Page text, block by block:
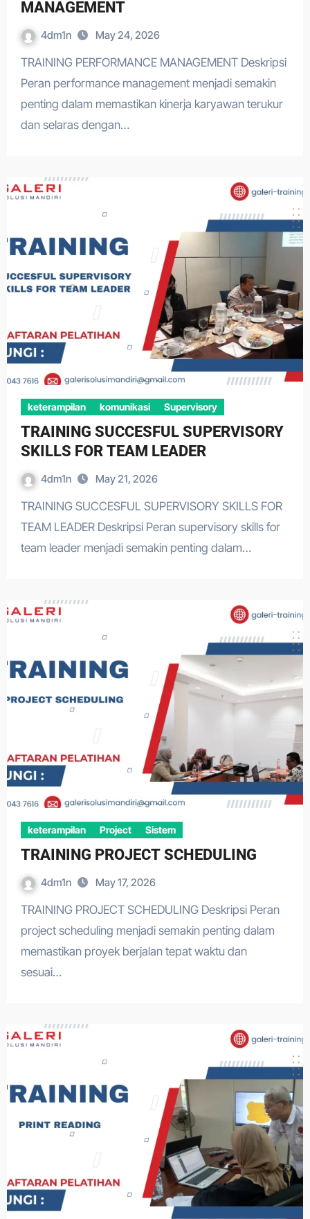
MANAGEMENT
4dm1n May 24, 2026
TRAINING PERFORMANCE MANAGEMENT Deskripsi
Peran performance management menjadi semakin
penting dalam memastikan kinerja karyawan terukur
dan selaras dengan…
keterampilan komunikasi Supervisory
TRAINING SUCCESFUL SUPERVISORY
SKILLS FOR TEAM LEADER
4dm1n May 21, 2026
TRAINING SUCCESFUL SUPERVISORY SKILLS FOR
TEAM LEADER Deskripsi Peran supervisory skills for
team leader menjadi semakin penting dalam…
keterampilan Project Sistem
TRAINING PROJECT SCHEDULING
4dm1n May 17, 2026
TRAINING PROJECT SCHEDULING Deskripsi Peran
project scheduling menjadi semakin penting dalam
memastikan proyek berjalan tepat waktu dan
sesuai…